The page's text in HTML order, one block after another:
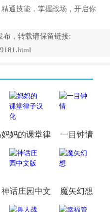
通技能，掌握战场，开启你
布，转载请保留链接:
去露营中文版
妈妈的课堂律子汉化一目钟情
神话庄园中文版 魔矢幻想